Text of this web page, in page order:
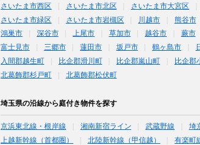
さいたま市西区 さいたま市北区 さいたま市大宮区
さいたま市緑区
さいたま市岩槻区 川越市 熊谷市
鴻巣市
深谷市 上尾市 草加市 越谷市 蕨市
富士見市
三郷市 蓮田市 坂戸市 鶴ヶ島市
入間郡越生町
比企郡滑川町 比企郡嵐山町 比企郡
北葛飾郡杉戸町
北葛飾郡松伏町
埼玉県の沿線から庭付き物件を探す
京浜東北線・根岸線 湘南新宿ライン 武蔵野線 埼
上越新幹線（首都圏）
北陸新幹線（甲信越） 有楽町